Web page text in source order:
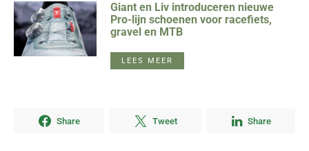
Giant en Liv introduceren nieuwe
Pro-lijn schoenen voor racefiets,
gravel en MTB
LEES MEER
Share Tweet Share